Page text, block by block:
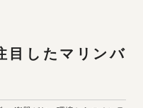
目したマリンバ